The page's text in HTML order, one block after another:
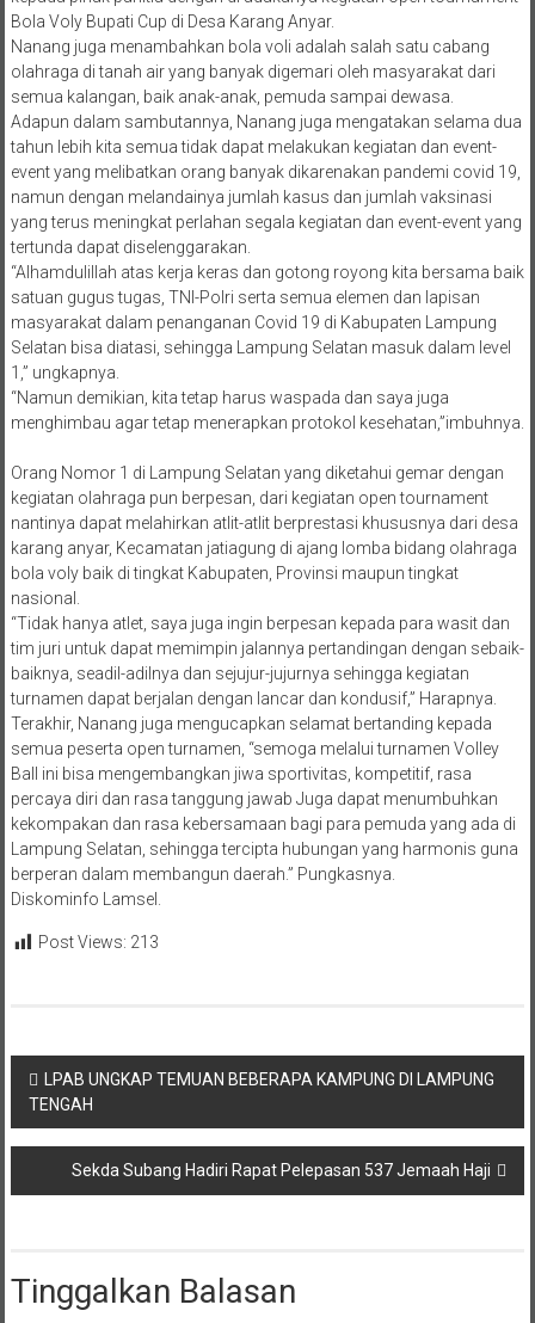
Bola Voly Bupati Cup di Desa Karang Anyar.
Nanang juga menambahkan bola voli adalah salah satu cabang
olahraga di tanah air yang banyak digemari oleh masyarakat dari
semua kalangan, baik anak-anak, pemuda sampai dewasa.
Adapun dalam sambutannya, Nanang juga mengatakan selama dua
tahun lebih kita semua tidak dapat melakukan kegiatan dan event-
event yang melibatkan orang banyak dikarenakan pandemi covid 19,
namun dengan melandainya jumlah kasus dan jumlah vaksinasi
yang terus meningkat perlahan segala kegiatan dan event-event yang
tertunda dapat diselenggarakan.
“Alhamdulillah atas kerja keras dan gotong royong kita bersama baik
satuan gugus tugas, TNI-Polri serta semua elemen dan lapisan
masyarakat dalam penanganan Covid 19 di Kabupaten Lampung
Selatan bisa diatasi, sehingga Lampung Selatan masuk dalam level
1,” ungkapnya.
“Namun demikian, kita tetap harus waspada dan saya juga
menghimbau agar tetap menerapkan protokol kesehatan,”imbuhnya.
Orang Nomor 1 di Lampung Selatan yang diketahui gemar dengan
kegiatan olahraga pun berpesan, dari kegiatan open tournament
nantinya dapat melahirkan atlit-atlit berprestasi khususnya dari desa
karang anyar, Kecamatan jatiagung di ajang lomba bidang olahraga
bola voly baik di tingkat Kabupaten, Provinsi maupun tingkat
nasional.
“Tidak hanya atlet, saya juga ingin berpesan kepada para wasit dan
tim juri untuk dapat memimpin jalannya pertandingan dengan sebaik-
baiknya, seadil-adilnya dan sejujur-jujurnya sehingga kegiatan
turnamen dapat berjalan dengan lancar dan kondusif,” Harapnya.
Terakhir, Nanang juga mengucapkan selamat bertanding kepada
semua peserta open turnamen, “semoga melalui turnamen Volley
Ball ini bisa mengembangkan jiwa sportivitas, kompetitif, rasa
percaya diri dan rasa tanggung jawab Juga dapat menumbuhkan
kekompakan dan rasa kebersamaan bagi para pemuda yang ada di
Lampung Selatan, sehingga tercipta hubungan yang harmonis guna
berperan dalam membangun daerah.” Pungkasnya.
Diskominfo Lamsel.
Post Views: 213
Navigasi
pos
LPAB UNGKAP TEMUAN BEBERAPA KAMPUNG DI LAMPUNG
TENGAH
Sekda Subang Hadiri Rapat Pelepasan 537 Jemaah Haji
Tinggalkan Balasan